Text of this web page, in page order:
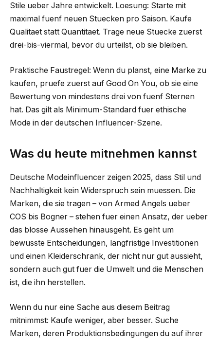
Stile ueber Jahre entwickelt. Loesung: Starte mit
maximal fuenf neuen Stuecken pro Saison. Kaufe
Qualitaet statt Quantitaet. Trage neue Stuecke zuerst
drei-bis-viermal, bevor du urteilst, ob sie bleiben.
Praktische Faustregel: Wenn du planst, eine Marke zu
kaufen, pruefe zuerst auf Good On You, ob sie eine
Bewertung von mindestens drei von fuenf Sternen
hat. Das gilt als Minimum-Standard fuer ethische
Mode in der deutschen Influencer-Szene.
Was du heute mitnehmen kannst
Deutsche Modeinfluencer zeigen 2025, dass Stil und
Nachhaltigkeit kein Widerspruch sein muessen. Die
Marken, die sie tragen – von Armed Angels ueber
COS bis Bogner – stehen fuer einen Ansatz, der ueber
das blosse Aussehen hinausgeht. Es geht um
bewusste Entscheidungen, langfristige Investitionen
und einen Kleiderschrank, der nicht nur gut aussieht,
sondern auch gut fuer die Umwelt und die Menschen
ist, die ihn herstellen.
Wenn du nur eine Sache aus diesem Beitrag
mitnimmst: Kaufe weniger, aber besser. Suche
Marken, deren Produktionsbedingungen du auf ihrer